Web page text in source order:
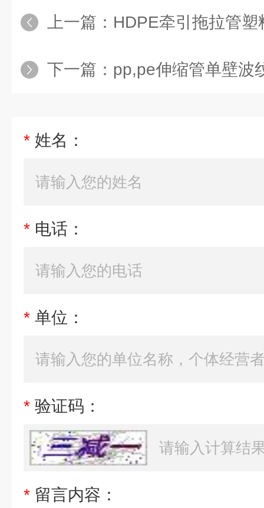
上一篇： HDPE牵引拖拉管
下一篇： pp,pe伸缩管单壁波纹管挤出
* 姓名：
* 电话：
* 单位：
* 验证码：
* 留言内容：